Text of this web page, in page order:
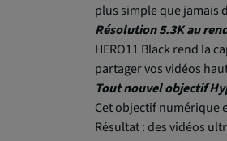
plus simple que jamais
Résolution 5.3K au
HERO11 Black rend la
partager vos vidéos
Tout nouvel objectif
Cet objectif numérique
Résultat : des vidéos